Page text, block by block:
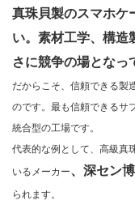
真珠貝製のスマホケ
い。素材工学、構造
さに競争の場となっ
だからこそ、信頼できる製
のです。最も信頼できるサ
統合型の工場です。
代表的な例として、高級真
いるメーカー、深セン
られます。